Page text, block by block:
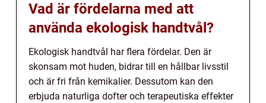
Vad är fördelarna med att
använda ekologisk handtvål?
Ekologisk handtvål har flera fördelar. Den är
skonsam mot huden, bidrar till en hållbar livsstil
och är fri från kemikalier. Dessutom kan den
erbjuda naturliga dofter och terapeutiska effekter